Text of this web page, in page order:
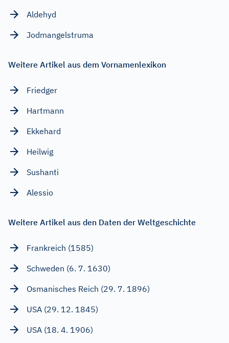
Aldehyd
Jodmangelstruma
Weitere Artikel aus dem Vornamenlexikon
Friedger
Hartmann
Ekkehard
Heilwig
Sushanti
Alessio
Weitere Artikel aus den Daten der Weltgeschichte
Frankreich (1585)
Schweden (6. 7. 1630)
Osmanisches Reich (29. 7. 1896)
USA (29. 12. 1845)
USA (18. 4. 1906)